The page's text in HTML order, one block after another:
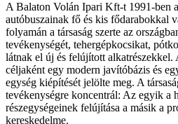
A Balaton Volán Ipari Kft-t 1991-ben
autóbuszainak fő és kis fődarabokkal
folyamán a társaság szerte az
tevékenységét, tehergépkocsikat,
látnak el új és felújított alkatrészekkel.
céljaként egy modern javítóbázis és
egység kiépítését jelölte meg. A
tevékenységre koncentrál: Az egyik a
részegységeinek felújítása a másik a
kereskedelme.